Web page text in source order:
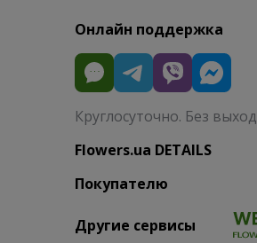
Онлайн поддержка
Круглосуточно. Без
Flowers.ua DETAILS
Покупателю
Другие сервисы